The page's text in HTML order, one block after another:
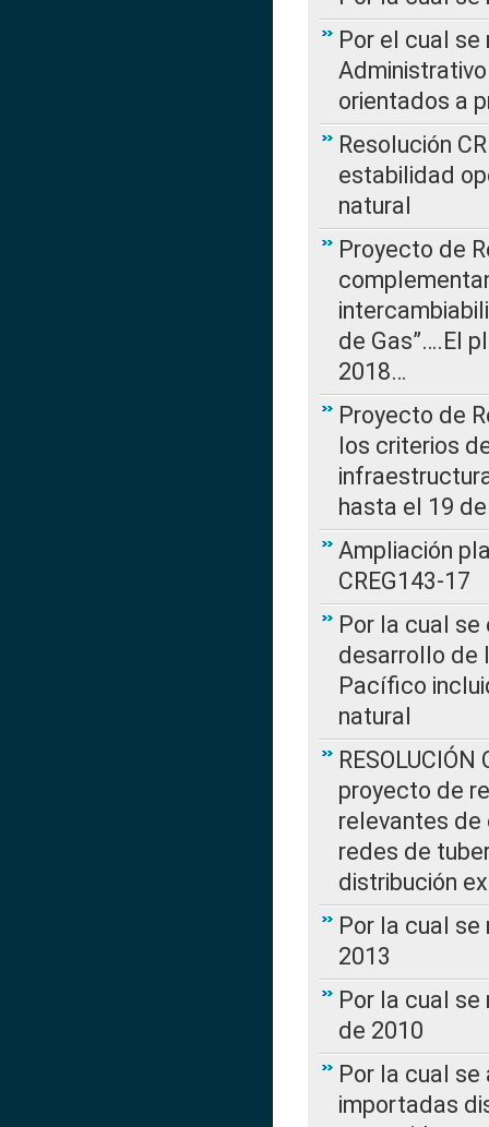
Por el cual
orientados a
Resolución
estabilidad
natural
Proyecto de
de Gas”….El
2018…
Proyecto de
los criterios
hasta el 19
Ampliación
CREG143-17
Por la cual
desarrollo de
Pacífico
natural
proyecto de
relevantes de
redes de
distribución
Por la cual se
2013
Por la cual se
de 2010
Por la cual
importadas